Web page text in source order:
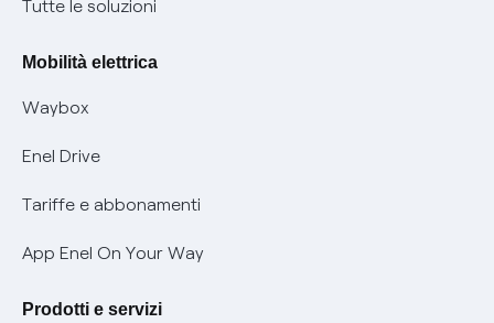
Informativa RAEE
Informativa Privacy AI
Nuove regole europee per la protezione dei dati
Offerte Placet non vulnerabili
Offerta Tutela Vulnerabilità Gas
Mobilità Elettrica
Phishing e truffe online
Verifica chi ti ha chiamato
Agevolazione utenti con disabilità per offerte Fibra
Tutte le soluzioni
Mobilità elettrica
Waybox
Enel Drive
Tariffe e abbonamenti
App Enel On Your Way
Prodotti e servizi